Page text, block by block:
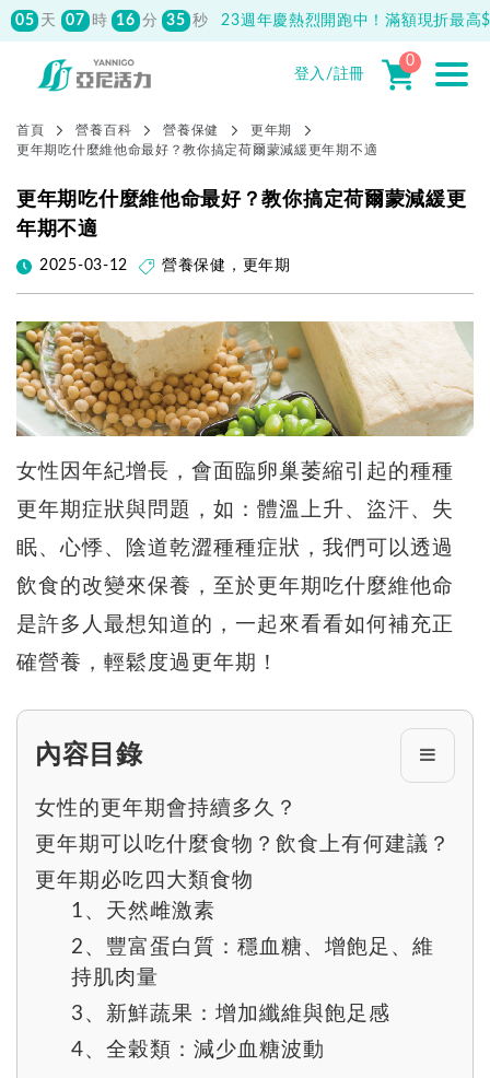
05 天 07 時 16 分 34 秒 23週年慶熱烈開跑中！滿額現折最高
登入/註冊
0
首頁 營養百科 營養保健
更年期
更年期吃什麼維他命最好？教你搞定荷爾蒙減緩更年期不適
更年期吃什麼維他命最好？教你搞定荷爾蒙減緩更
年期不適
2025-03-12 營養保健 ， 更年期
女性因年紀增長，會面臨卵巢萎縮引起的種種
更年期症狀與問題，如：體溫上升、盜汗、失
眠、心悸、陰道乾澀種種症狀，我們可以透過
飲食的改變來保養，至於更年期吃什麼維他命
是許多人最想知道的，一起來看看如何補充正
確營養，輕鬆度過更年期！
內容目錄
女性的更年期會持續多久？
更年期可以吃什麼食物？飲食上有何建議？
更年期必吃四大類食物
1、天然雌激素
2、豐富蛋白質：穩血糖、增飽足、維
持肌肉量
3、新鮮蔬果：增加纖維與飽足感
4、全穀類：減少血糖波動